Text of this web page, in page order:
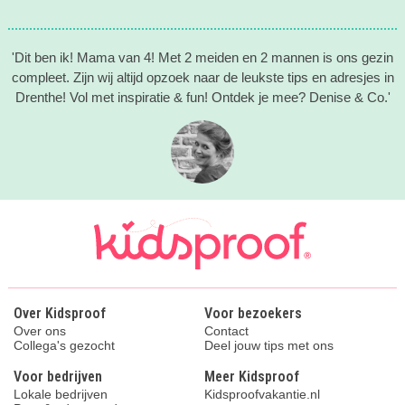
'Dit ben ik! Mama van 4! Met 2 meiden en 2 mannen is ons gezin
compleet. Zijn wij altijd opzoek naar de leukste tips en adresjes in
Drenthe! Vol met inspiratie & fun! Ontdek je mee? Denise & Co.'
Over Kidsproof
Over ons
Collega's gezocht
Voor bezoekers
Contact
Deel jouw tips met ons
Voor bedrijven
Lokale bedrijven
Meer Kidsproof
Kidsproofvakantie.nl